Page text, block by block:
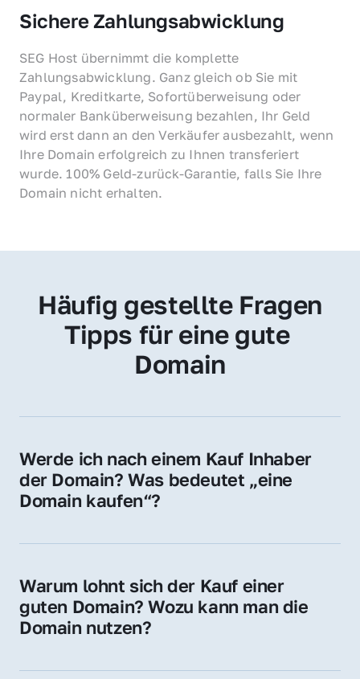
Sichere Zahlungsabwicklung
SEG Host übernimmt die komplette
Zahlungsabwicklung. Ganz gleich ob Sie mit
Paypal, Kreditkarte, Sofortüberweisung oder
normaler Banküberweisung bezahlen, Ihr Geld
wird erst dann an den Verkäufer ausbezahlt, wenn
Ihre Domain erfolgreich zu Ihnen transferiert
wurde. 100% Geld-zurück-Garantie, falls Sie Ihre
Domain nicht erhalten.
Häufig gestellte Fragen
Tipps für eine gute
Domain
Werde ich nach einem Kauf Inhaber
der Domain? Was bedeutet „eine
Domain kaufen“?
Sie erhalten alle Rechte zur Nutzung,
Domain.
Warum lohnt sich der Kauf einer
guten Domain? Wozu kann man die
Domain nutzen?